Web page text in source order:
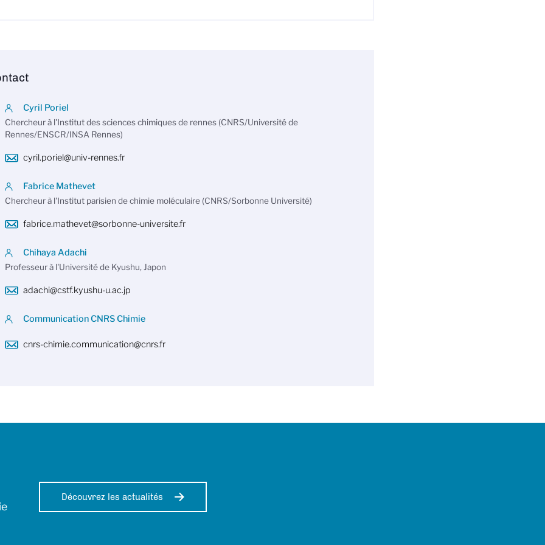
Cyril Poriel
Chercheur à l'Institut des sciences chimiques de rennes (CNRS/Université de
Rennes/ENSCR/INSA Rennes)
cyril.poriel@univ-rennes.fr
Fabrice Mathevet
Chercheur à l'Institut parisien de chimie moléculaire (CNRS/Sorbonne Université)
fabrice.mathevet@sorbonne-universite.fr
Chihaya Adachi
Professeur à l'Université de Kyushu, Japon
adachi@cstf.kyushu-u.ac.jp
Communication CNRS Chimie
cnrs-chimie.communication@cnrs.fr
Découvrez les actualités